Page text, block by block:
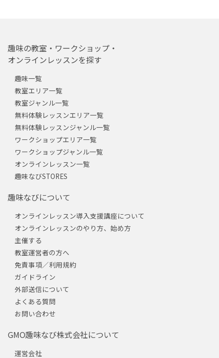
趣味の教室・ワークショップ・
オンラインレッスンを探す
趣味一覧
教室エリア一覧
教室ジャンル一覧
無料体験レッスンエリア一覧
無料体験レッスンジャンル一覧
ワークショップエリア一覧
ワークショップジャンル一覧
オンラインレッスン一覧
趣味なびSTORES
趣味なびについて
オンラインレッスン導入支援講座について
オンラインレッスンのやり方、始め方
主催する
教室運営者の方へ
免責事項／利用規約
ガイドライン
外部送信について
よくある質問
お問い合わせ
GMO趣味なび株式会社について
運営会社